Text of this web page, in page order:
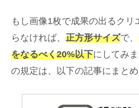
もし画像1枚で成果の出るクリ
らなければ、正方形サイズで、
をなるべく20%以下にしてみ
の規定は、以下の記事にまとめ